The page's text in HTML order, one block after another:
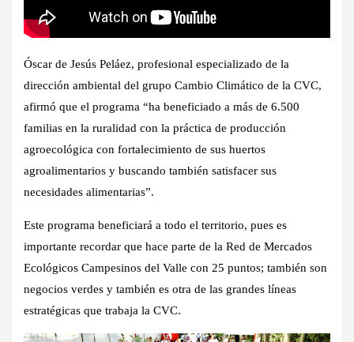
Óscar de Jesús Peláez, profesional especializado de la
dirección ambiental del grupo Cambio Climático de la CVC,
afirmó que el programa “ha beneficiado a más de 6.500
familias en la ruralidad con la práctica de producción
agroecológica con fortalecimiento de sus huertos
agroalimentarios y buscando también satisfacer sus
necesidades alimentarias”.
Este programa beneficiará a todo el territorio, pues es
importante recordar que hace parte de la Red de Mercados
Ecológicos Campesinos del Valle con 25 puntos; también son
negocios verdes y también es otra de las grandes líneas
estratégicas que trabaja la CVC.